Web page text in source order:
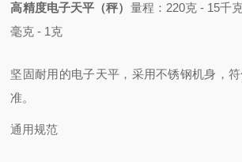
高精度电子天平（秤） 量程：220克 - 15千
毫克 - 1克
坚固耐用的电子天平，采用不锈钢机身 ，
准。
通用规范